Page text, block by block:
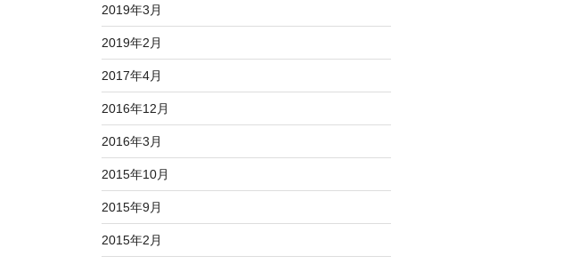
2019年3月
2019年2月
2017年4月
2016年12月
2016年3月
2015年10月
2015年9月
2015年2月